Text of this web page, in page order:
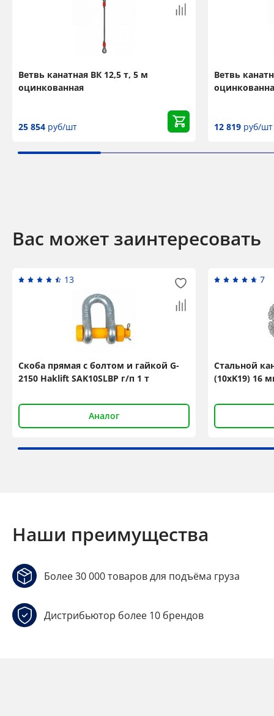
Ветвь канатная ВК 12,5 т, 5 м
оцинкованная
25 854 руб/шт
Ветвь
12 819 руб/шт
Вас может заинтересовать
13
Скоба прямая с болтом и гайкой G-
2150 Haklift SAK10SLBP г/п 1 т
Аналог
7
Стальной
(10xK19) 16
Наши преимущества
Более 30 000 товаров для подъёма груза
Дистрибьютор более 10 брендов